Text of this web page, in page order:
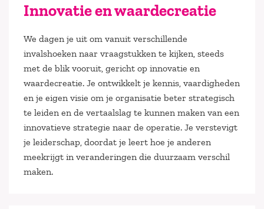
Innovatie en waardecreatie
We dagen je uit om vanuit verschillende
invalshoeken naar vraagstukken te kijken, steeds
met de blik vooruit, gericht op innovatie en
waardecreatie. Je ontwikkelt je kennis, vaardigheden
en je eigen visie om je organisatie beter strategisch
te leiden en de vertaalslag te kunnen maken van een
innovatieve strategie naar de operatie. Je verstevigt
je leiderschap, doordat je leert hoe je anderen
meekrijgt in veranderingen die duurzaam verschil
maken.